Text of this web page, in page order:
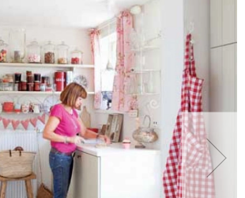
ZIELEŃ W DOMU
OGRODU
NATURALNIE
URODA